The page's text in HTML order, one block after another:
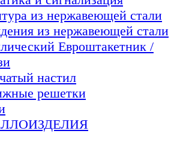
из нержавеющей стали
из нержавеющей стали
Евроштакетник /
настил
решетки